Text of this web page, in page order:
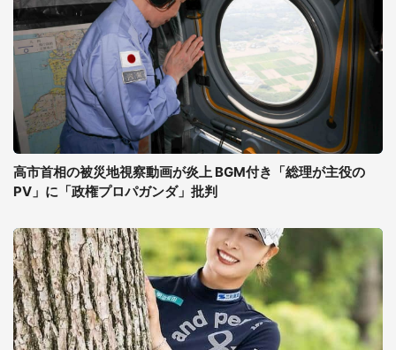
高市首相の被災地視察動画が炎上 BGM付き「総理が主役の
PV」に「政権プロパガンダ」批判